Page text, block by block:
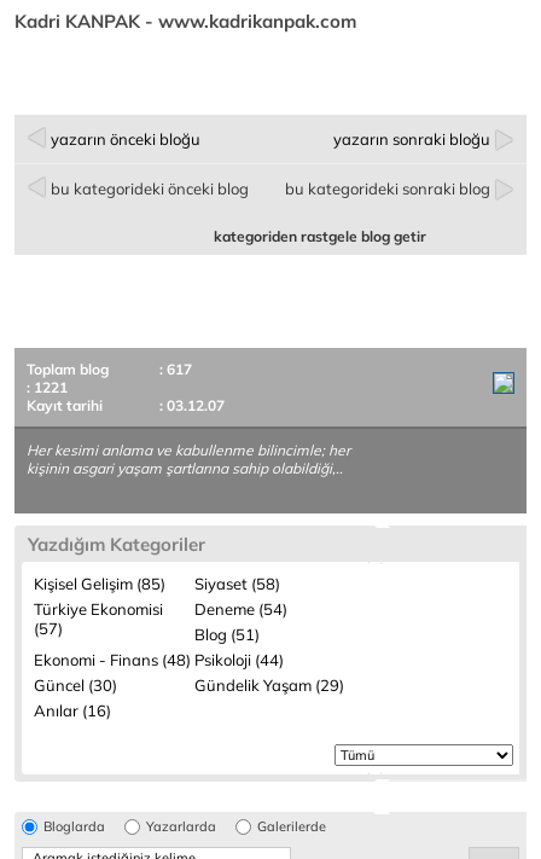
Kadri KANPAK - www.kadrikanpak.com
yazarın önceki bloğu yazarın sonraki bloğu
bu kategorideki önceki blog bu kategorideki sonraki blog
kategoriden rastgele blog getir
Toplam blog
: 617
: 1221
Kayıt tarihi
: 03.12.07
Her kesimi anlama ve kabullenme bilincimle; her
kişinin asgari yaşam şartlarına sahip olabildiği,..
Yazdığım Kategoriler
Kişisel Gelişim (85)
Siyaset (58)
Türkiye Ekonomisi
(57)
Deneme (54)
Blog (51)
Ekonomi - Finans (48) Psikoloji (44)
Güncel (30)
Gündelik Yaşam (29)
Anılar (16)
Bloglarda Yazarlarda Galerilerde